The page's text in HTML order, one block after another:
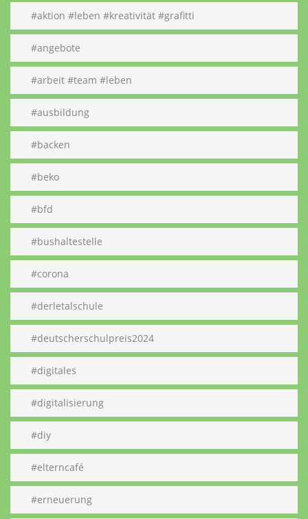
#aktion #leben #kreativität #grafitti
#angebote
#arbeit #team #leben
#ausbildung
#backen
#beko
#bfd
#bushaltestelle
#corona
#derletalschule
#deutscherschulpreis2024
#digitales
#digitalisierung
#diy
#elterncafé
#erneuerung